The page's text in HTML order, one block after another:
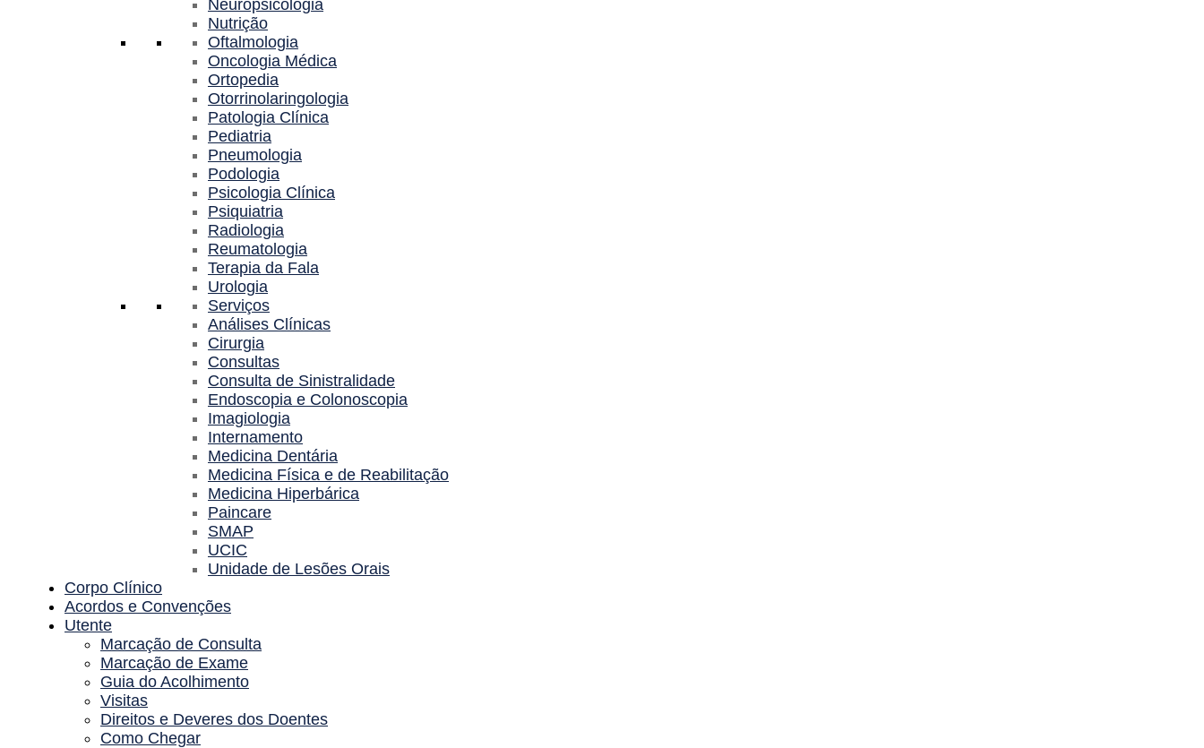
Neuropsicologia
Nutrição
Oftalmologia
Oncologia Médica
Ortopedia
Otorrinolaringologia
Patologia Clínica
Pediatria
Pneumologia
Podologia
Psicologia Clínica
Psiquiatria
Radiologia
Reumatologia
Terapia da Fala
Urologia
Serviços
Análises Clínicas
Cirurgia
Consultas
Consulta de Sinistralidade
Endoscopia e Colonoscopia
Imagiologia
Internamento
Medicina Dentária
Medicina Física e de Reabilitação
Medicina Hiperbárica
Paincare
SMAP
UCIC
Unidade de Lesões Orais
Corpo Clínico
Acordos e Convenções
Utente
Marcação de Consulta
Marcação de Exame
Guia do Acolhimento
Visitas
Direitos e Deveres dos Doentes
Como Chegar